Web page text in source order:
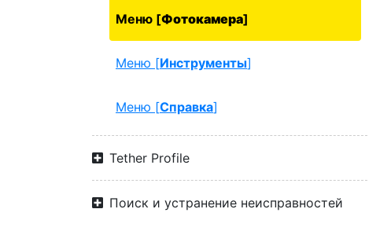
Меню [Фотокамера]
Меню [Инструменты]
Меню [Справка]
Tether Profile
Поиск и устранение неисправностей